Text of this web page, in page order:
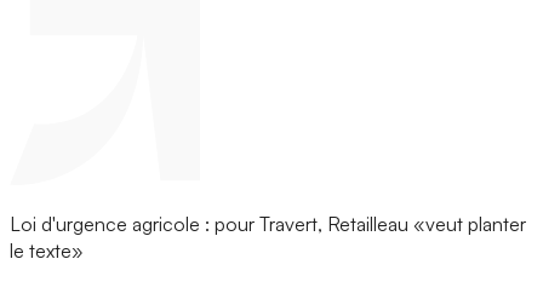
Loi d'urgence agricole : pour Travert, Retailleau «veut planter
le texte»